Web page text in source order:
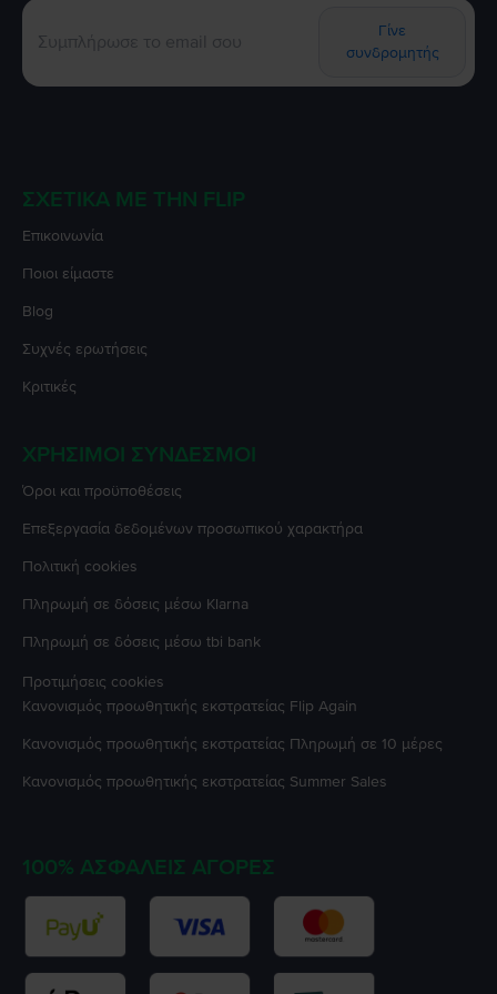
Γίνε
συνδρομητής
ΣΧΕΤΙΚΆ ΜΕ ΤΗΝ FLIP
Επικοινωνία
Ποιοι είμαστε
Blog
Συχνές ερωτήσεις
Κριτικές
ΧΡΉΣΙΜΟΙ ΣΎΝΔΕΣΜΟΙ
Όροι και προϋποθέσεις
Επεξεργασία δεδομένων προσωπικού χαρακτήρα
Πολιτική cookies
Πληρωμή σε δόσεις μέσω Klarna
Πληρωμή σε δόσεις μέσω tbi bank
Προτιμήσεις cookies
Κανονισμός προωθητικής εκστρατείας Flip Again
Κανονισμός προωθητικής εκστρατείας Πληρωμή σε 10 μέρες
Κανονισμός προωθητικής εκστρατείας Summer Sales
100% ΑΣΦΑΛΕΊΣ ΑΓΟΡΈΣ